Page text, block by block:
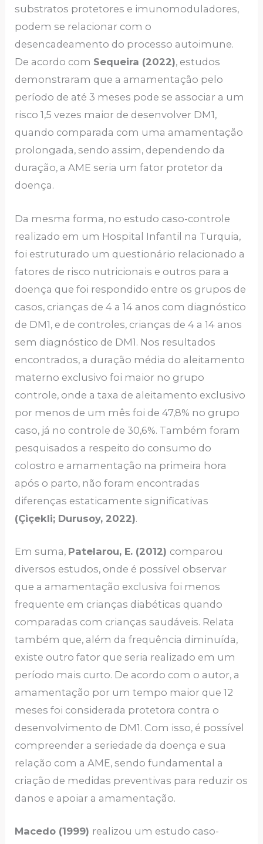
substratos protetores e imunomoduladores,
podem se relacionar com o
desencadeamento do processo autoimune.
De acordo com Sequeira (2022), estudos
demonstraram que a amamentação pelo
período de até 3 meses pode se associar a um
risco 1,5 vezes maior de desenvolver DM1,
quando comparada com uma amamentação
prolongada, sendo assim, dependendo da
duração, a AME seria um fator protetor da
doença.
Da mesma forma, no estudo caso-controle
realizado em um Hospital Infantil na Turquia,
foi estruturado um questionário relacionado a
fatores de risco nutricionais e outros para a
doença que foi respondido entre os grupos de
casos, crianças de 4 a 14 anos com diagnóstico
de DM1, e de controles, crianças de 4 a 14 anos
sem diagnóstico de DM1. Nos resultados
encontrados, a duração média do aleitamento
materno exclusivo foi maior no grupo
controle, onde a taxa de aleitamento exclusivo
por menos de um mês foi de 47,8% no grupo
caso, já no controle de 30,6%. Também foram
pesquisados a respeito do consumo do
colostro e amamentação na primeira hora
após o parto, não foram encontradas
diferenças estaticamente significativas
(Çiçekli; Durusoy, 2022).
Em suma, Patelarou, E. (2012) comparou
diversos estudos, onde é possível observar
que a amamentação exclusiva foi menos
frequente em crianças diabéticas quando
comparadas com crianças saudáveis. Relata
também que, além da frequência diminuída,
existe outro fator que seria realizado em um
período mais curto. De acordo com o autor, a
amamentação por um tempo maior que 12
meses foi considerada protetora contra o
desenvolvimento de DM1. Com isso, é possível
compreender a seriedade da doença e sua
relação com a AME, sendo fundamental a
criação de medidas preventivas para reduzir os
danos e apoiar a amamentação.
Macedo (1999) realizou um estudo caso-